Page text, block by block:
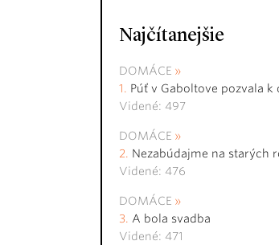
Najčítanejšie
DOMÁCE
Púť v Gaboltove pozvala k
Videné: 497
DOMÁCE
Nezabúdajme na starých
Videné: 476
DOMÁCE
A bola svadba
Videné: 471